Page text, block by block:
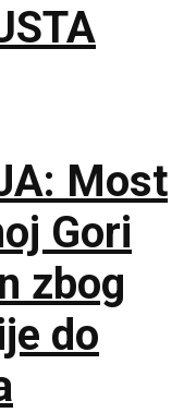
Most
Gori
zbog
do